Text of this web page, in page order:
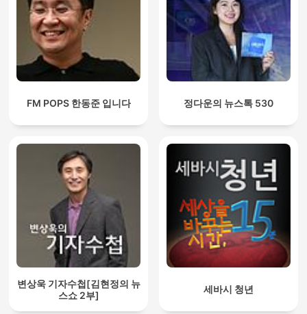
FM POPS 한동준 입니다 정다운의 뉴스톡 530
변상욱 기자수첩[김현정의 뉴
스쇼 2부]
세바시 청년